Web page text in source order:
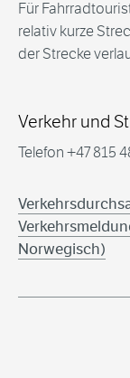
Für
relativ kurze
der Strecke
Verkehr und
Telefon +47 815
Norwegisch)